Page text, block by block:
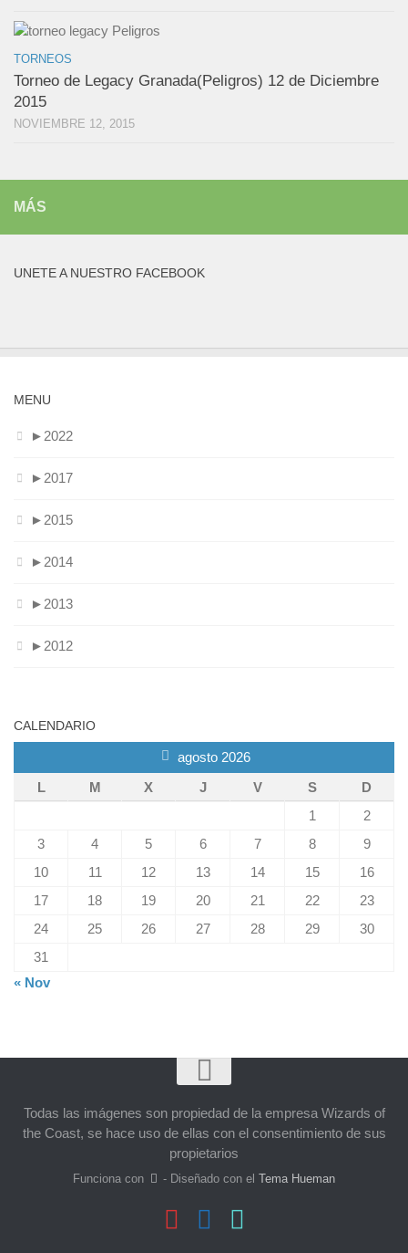
TORNEOS
Torneo de Legacy Granada(Peligros) 12 de Diciembre
2015
NOVIEMBRE 12, 2015
MÁS
UNETE A NUESTRO FACEBOOK
MENU
► 2022
► 2017
► 2015
► 2014
► 2013
► 2012
CALENDARIO
agosto 2026
L
M X J V S
D
1
2
3
4 5 6 7 8
9
10
11 12 13 14 15
16
17
18 19 20 21 22
23
24
25 26 27 28 29
30
31
« Nov
Todas las imágenes son propiedad de la empresa Wizards of
the Coast, se hace uso de ellas con el consentimiento de sus
propietarios
Funciona con - Diseñado con elTema Hueman